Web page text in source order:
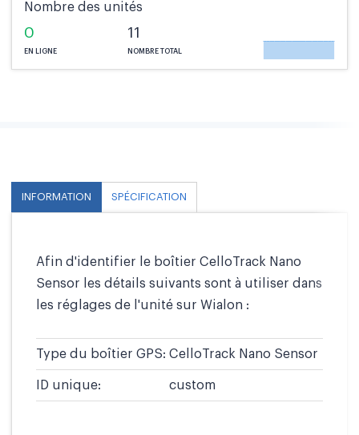
Nombre des unités
0
EN LIGNE
11
NOMBRE TOTAL
INFORMATION SPÉCIFICATION
Afin d'identifier le boîtier CelloTrack Nano
Sensor les détails suivants sont à utiliser dans
les réglages de l'unité sur Wialon :
Type du boîtier GPS: CelloTrack Nano Sensor
ID unique: custom